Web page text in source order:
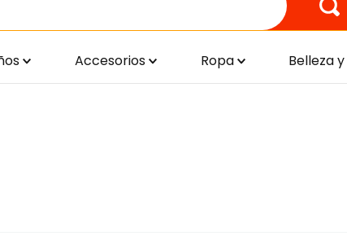
Accesorios Ropa Belleza